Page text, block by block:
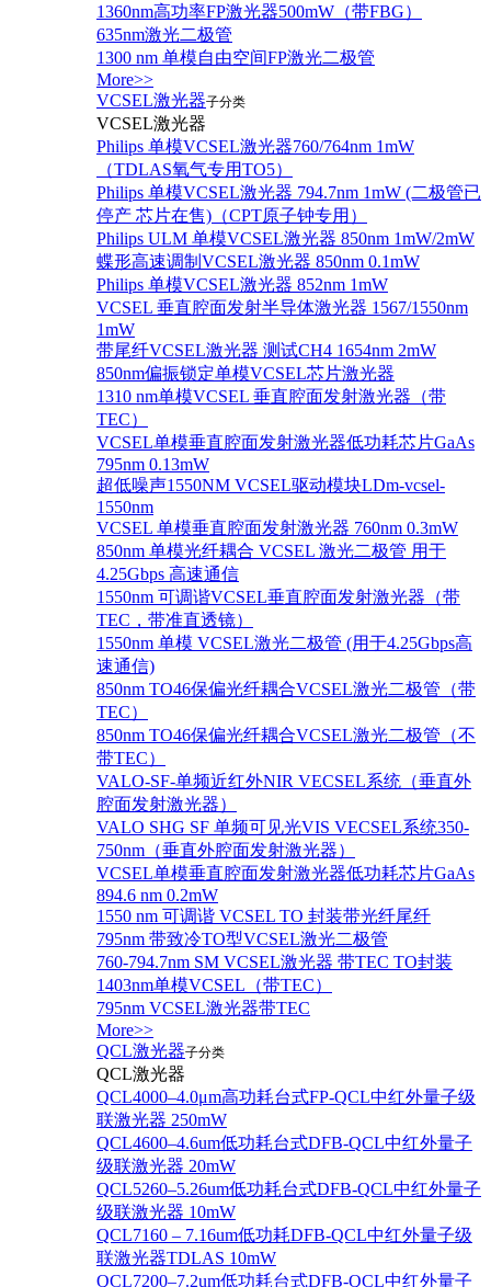
1360nm高功率FP激光器500mW（带FBG）
635nm激光二极管
1300 nm 单模自由空间FP激光二极管
More>>
VCSEL激光器子分类
VCSEL激光器
Philips 单模VCSEL激光器760/764nm 1mW
（TDLAS氧气专用TO5）
Philips 单模VCSEL激光器 794.7nm 1mW (二极管已
停产 芯片在售)（CPT原子钟专用）
Philips ULM 单模VCSEL激光器 850nm 1mW/2mW
蝶形高速调制VCSEL激光器 850nm 0.1mW
Philips 单模VCSEL激光器 852nm 1mW
VCSEL 垂直腔面发射半导体激光器 1567/1550nm
1mW
带尾纤VCSEL激光器 测试CH4 1654nm 2mW
850nm偏振锁定单模VCSEL芯片激光器
1310 nm单模VCSEL 垂直腔面发射激光器（带
TEC）
VCSEL单模垂直腔面发射激光器低功耗芯片GaAs
795nm 0.13mW
超低噪声1550NM VCSEL驱动模块LDm-vcsel-
1550nm
VCSEL 单模垂直腔面发射激光器 760nm 0.3mW
850nm 单模光纤耦合 VCSEL 激光二极管 用于
4.25Gbps 高速通信
1550nm 可调谐VCSEL垂直腔面发射激光器（带
TEC，带准直透镜）
1550nm 单模 VCSEL激光二极管 (用于4.25Gbps高
速通信)
850nm TO46保偏光纤耦合VCSEL激光二极管（带
TEC）
850nm TO46保偏光纤耦合VCSEL激光二极管（不
带TEC）
VALO-SF-单频近红外NIR VECSEL系统（垂直外
腔面发射激光器）
VALO SHG SF 单频可见光VIS VECSEL系统350-
750nm（垂直外腔面发射激光器）
VCSEL单模垂直腔面发射激光器低功耗芯片GaAs
894.6 nm 0.2mW
1550 nm 可调谐 VCSEL TO 封装带光纤尾纤
795nm 带致冷TO型VCSEL激光二极管
760-794.7nm SM VCSEL激光器 带TEC TO封装
1403nm单模VCSEL（带TEC）
795nm VCSEL激光器带TEC
More>>
QCL激光器子分类
QCL激光器
QCL4000–4.0μm高功耗台式FP-QCL中红外量子级
联激光器 250mW
QCL4600–4.6um低功耗台式DFB-QCL中红外量子
级联激光器 20mW
QCL5260–5.26um低功耗台式DFB-QCL中红外量子
级联激光器 10mW
QCL7160 – 7.16um低功耗DFB-QCL中红外量子级
联激光器TDLAS 10mW
QCL7200–7.2um低功耗台式DFB-QCL中红外量子